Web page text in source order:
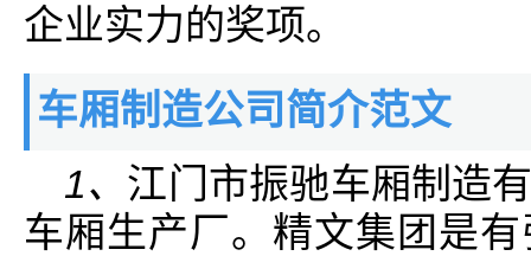
企业实力的奖项。
车厢制造公司简介范文
1、 江门市振驰车厢制造
车厢生产厂。精文集团是